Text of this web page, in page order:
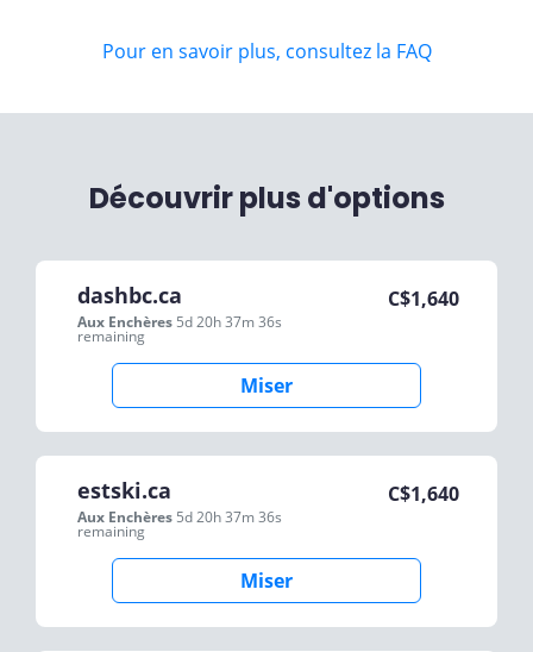
Pour en savoir plus, consultez la FAQ
Découvrir plus d'options
dashbc.ca
Aux Enchères 5d 20h 37m 36s
remaining
C$1,640
Miser
estski.ca
Aux Enchères 5d 20h 37m 36s
remaining
C$1,640
Miser